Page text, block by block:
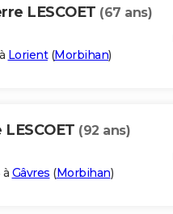
LESCOET (67 ans)
Lorient(Morbihan)
(92 ans)
à Gâvres (Morbihan)